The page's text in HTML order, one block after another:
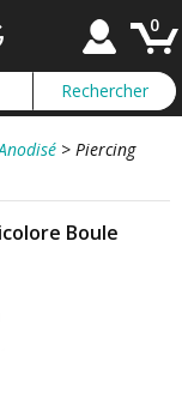
0
> Piercing
Boule